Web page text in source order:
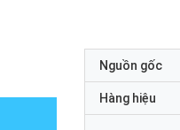
Nguồn gốc
Hàng hiệu